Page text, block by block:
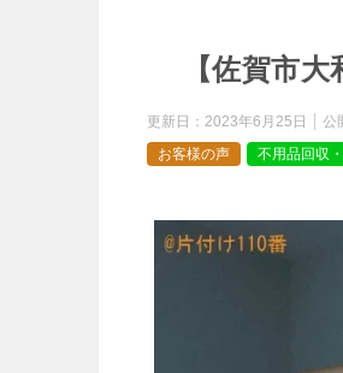
【佐賀市
更新日： 2023年6月25日 公
お客様の声
不用品回収